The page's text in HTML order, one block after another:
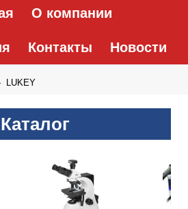
О компании
Контакты Новости
LUKEY
Каталог